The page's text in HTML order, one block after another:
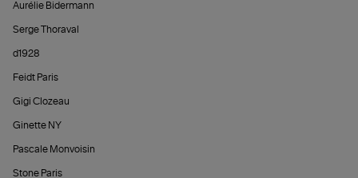
Aurélie Bidermann
Serge Thoraval
d1928
Feidt Paris
Gigi Clozeau
Ginette NY
Pascale Monvoisin
Stone Paris